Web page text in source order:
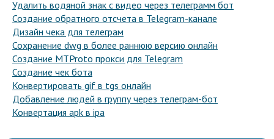
Удалить водяной знак с видео через телеграмм бот
Создание обратного отсчета в Telegram-канале
Дизайн чека для телеграм
Сохранение dwg в более раннюю версию онлайн
Создание MTProto прокси для Telegram
Создание чек бота
Конвертировать gif в tgs онлайн
Добавление людей в группу через телеграм-бот
Конвертация apk в ipa